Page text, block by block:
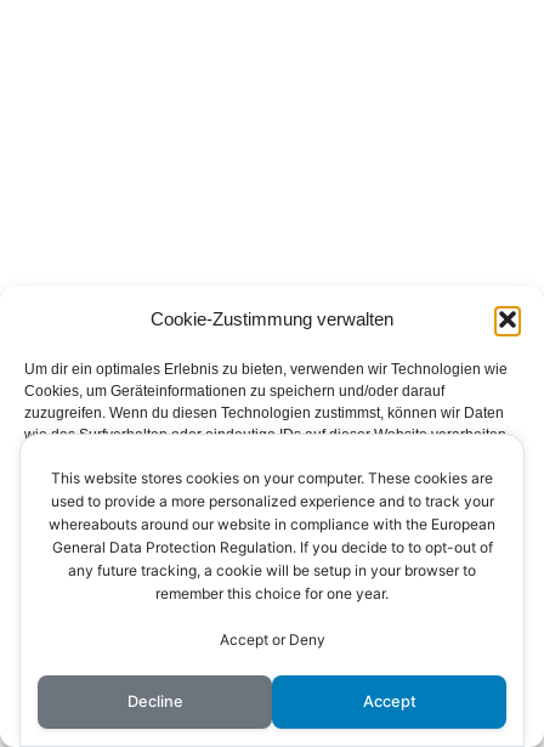
Cookie-Zustimmung verwalten
Um dir ein optimales Erlebnis zu bieten, verwenden wir Technologien wie
Cookies, um Geräteinformationen zu speichern und/oder darauf
zuzugreifen. Wenn du diesen Technologien zustimmst, können wir Daten
wie das Surfverhalten oder eindeutige IDs auf dieser Website verarbeiten.
bestimmte Merkmale und Funktionen beeinträchtigt werden.
Akzeptieren
Ablehnen
Impressum
Impressum Datenschutzerklärung
Kontakt
Cookie-Richtlinie (EU)
© 2026 AV Ichenheim
This website stores cookies on your computer. These cookies are
used to provide a more personalized experience and to track your
whereabouts around our website in compliance with the European
General Data Protection Regulation. If you decide to to opt-out of
any future tracking, a cookie will be setup in your browser to
remember this choice for one year.
Accept or Deny
Decline Accept